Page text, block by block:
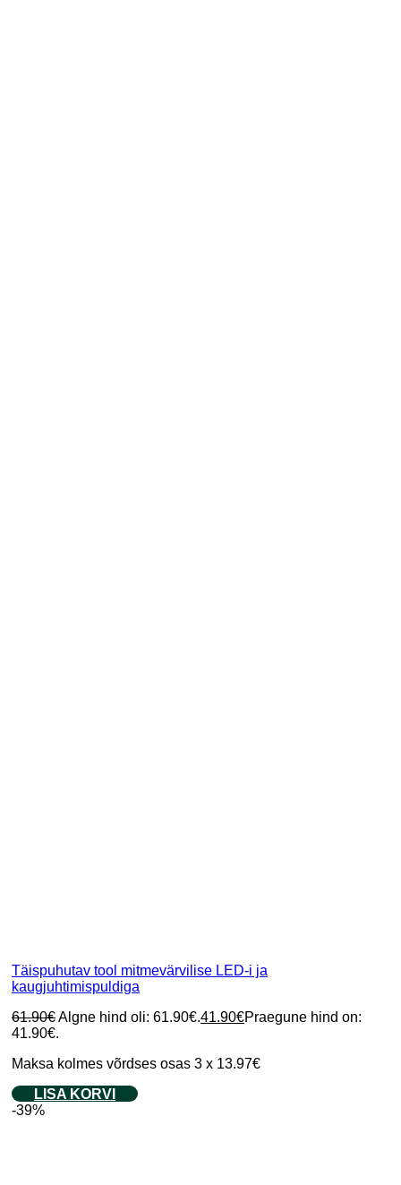
Täispuhutav tool mitmevärvilise LED-i ja
kaugjuhtimispuldiga
61.90€Algne hind oli: 61.90€.41.90€Praegune hind on:
41.90€.
Maksa kolmes võrdses osas 3 x 13.97€
LISA KORVI
-39%